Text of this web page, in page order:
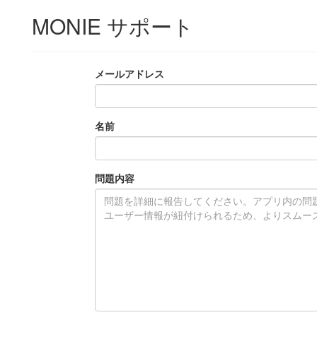
MONIE サポート
メールアドレス
名前
問題内容